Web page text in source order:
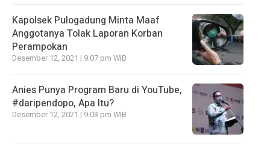
Kapolsek Pulogadung Minta Maaf
Anggotanya Tolak Laporan Korban
Perampokan
Desember 12, 2021 | 9:07 pm WIB
Anies Punya Program Baru di YouTube,
#daripendopo, Apa Itu?
Desember 12, 2021 | 9:03 pm WIB